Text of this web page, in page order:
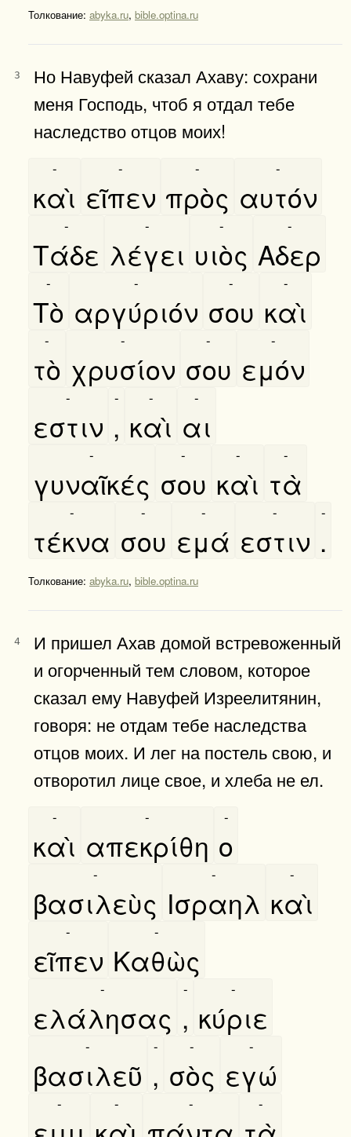
Толкование: abyka.ru, bible.optina.ru
3
Но Навуфей сказал Ахаву: сохрани
меня Господь, чтоб я отдал тебе
наследство отцов моих!
καὶ
-
εῖπεν
-
πρὸς
-
αυτόν
-
Τάδε
-
λέγει
-
υιὸς
-
Αδερ
-
Τὸ
-
αργύριόν
-
σου
-
καὶ
-
τὸ
-
χρυσίον
-
σου
-
εμόν
-
εστιν
-
,
-
καὶ
-
αι
-
γυναῖκές
-
σου
-
καὶ
-
τὰ
-
τέκνα
-
σου
-
εμά
-
εστιν
-
.
-
Толкование: abyka.ru, bible.optina.ru
4
И пришел Ахав домой встревоженный
и огорченный тем словом, которое
сказал ему Навуфей Изреелитянин,
говоря: не отдам тебе наследства
отцов моих. И лег на постель свою, и
отворотил лице свое, и хлеба не ел.
καὶ
-
απεκρίθη
-
ο
-
βασιλεὺς
-
Ισραηλ
-
καὶ
-
εῖπεν
-
Καθὼς
-
ελάλησας
-
,
-
κύριε
-
βασιλεῦ
-
,
-
σὸς
-
εγώ
-
- - - -